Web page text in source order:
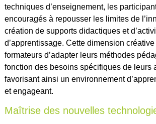
techniques d’enseignement, les
encouragés à repousser les limites de
création de supports didactiques et
d’apprentissage. Cette dimension
formateurs d’adapter leurs méthodes
fonction des besoins spécifiques de leurs
favorisant ainsi un environnement
et engageant.
Maîtrise des nouvelles